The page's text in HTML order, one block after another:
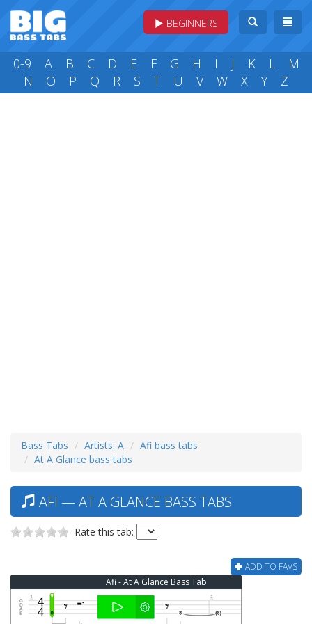
BEGINNERS
0-9 A B C D E F G H I J K L
M
N
O P Q R S T U V W X Y Z
Bass Tabs Artists: A
Afi bass tabs
At A Glance bass tabs
AFI — AT A GLANCE BASS TABS
Rate this tab:
ADD TO FAVS
Afi - At A Glance Bass Tab